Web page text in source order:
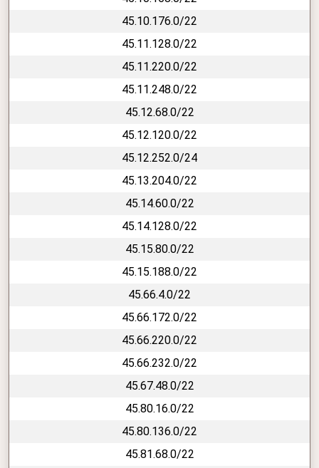
45.10.176.0/22
45.11.128.0/22
45.11.220.0/22
45.11.248.0/22
45.12.68.0/22
45.12.120.0/22
45.12.252.0/24
45.13.204.0/22
45.14.60.0/22
45.14.128.0/22
45.15.80.0/22
45.15.188.0/22
45.66.4.0/22
45.66.172.0/22
45.66.220.0/22
45.66.232.0/22
45.67.48.0/22
45.80.16.0/22
45.80.136.0/22
45.81.68.0/22